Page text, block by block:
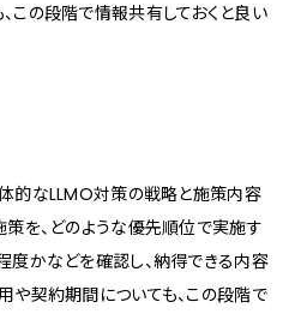
この段階で情報共有しておくと良い
的なLLMO対策の戦略と施策内容
策を、どのような優先順位で実施す
度かなどを確認し、納得できる内容
や契約期間についても、この段階で